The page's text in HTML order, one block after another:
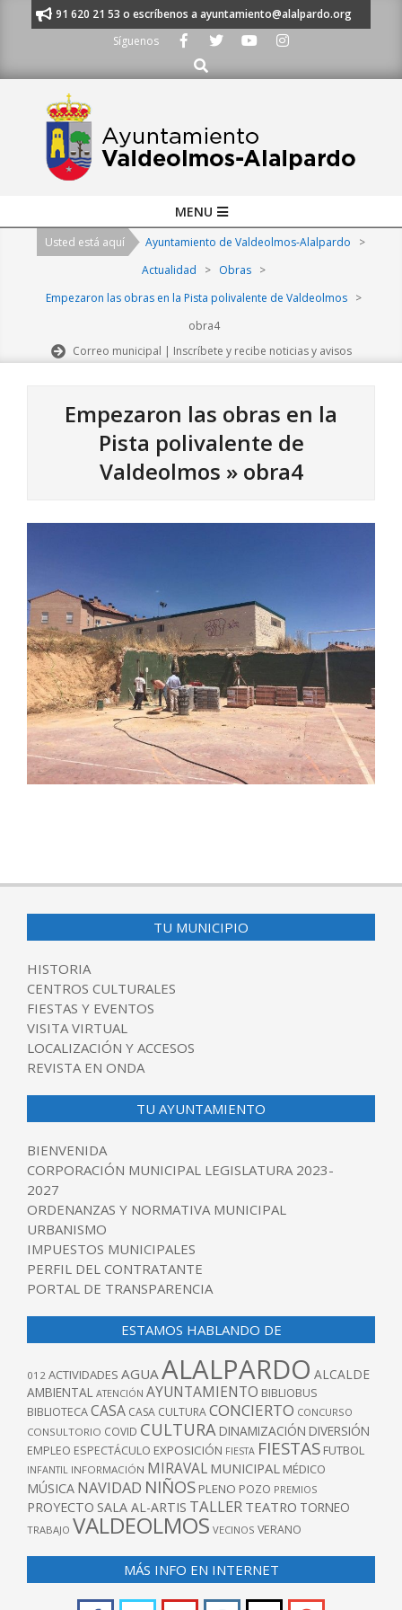
al 91 620 21 53 o escríbenos a ayuntamiento@alalpardo.org
Síguenos
Buscar
Navigation
MENU
Usted está aquí Ayuntamiento de Valdeolmos-Alalpardo
>
Actualidad
> Obras >
Empezaron las obras en la Pista polivalente de Valdeolmos >
obra4
Correo municipal | Inscríbete y recibe noticias y avisos
Empezaron las obras en la
Pista polivalente de
Valdeolmos » obra4
07-
TU MUNICIPIO
HISTORIA
CENTROS CULTURALES
FIESTAS Y EVENTOS
VISITA VIRTUAL
LOCALIZACIÓN Y ACCESOS
REVISTA EN ONDA
TU AYUNTAMIENTO
BIENVENIDA
CORPORACIÓN MUNICIPAL LEGISLATURA 2023-
2027
ORDENANZAS Y NORMATIVA MUNICIPAL
URBANISMO
IMPUESTOS MUNICIPALES
PERFIL DEL CONTRATANTE
PORTAL DE TRANSPARENCIA
ESTAMOS HABLANDO DE
012 ACTIVIDADES AGUAALALPARDO ALCALDE
AMBIENTAL ATENCIÓN AYUNTAMIENTO BIBLIOBUS
BIBLIOTECACASA CASA CULTURACONCIERTO CONCURSO
CONSULTORIO COVID CULTURA DINAMIZACIÓN DIVERSIÓN
EMPLEO ESPECTÁCULO EXPOSICIÓN FIESTA FIESTAS FUTBOL
INFANTIL INFORMACIÓN MIRAVAL MUNICIPAL MÉDICO
MÚSICA NAVIDAD NIÑOS PLENO POZO PREMIOS
PROYECTO SALA AL-ARTIS TALLER TEATRO TORNEO
TRABAJO VALDEOLMOS VECINOS VERANO
MÁS INFO EN INTERNET